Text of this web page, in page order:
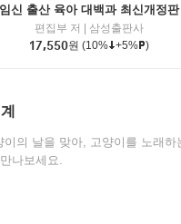
임신 출산 육아 대백과 최신개정판
편집부 저
삼성출판사
17,550원 (10% +5% )
이의 날을 맞아, 고양이를 노래하
나보세요.